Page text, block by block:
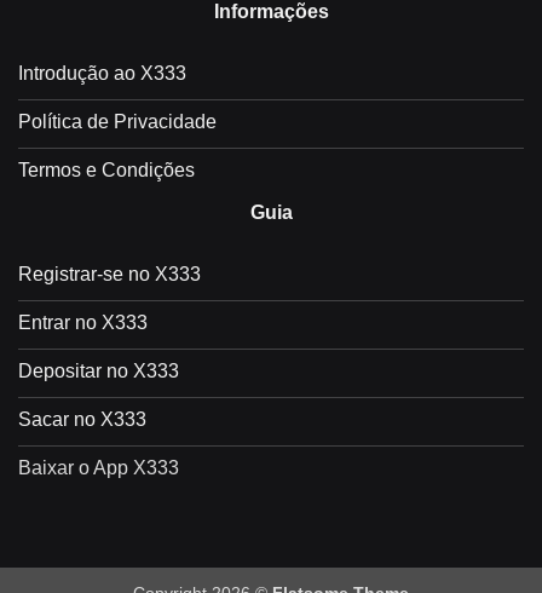
Informações
Introdução ao X333
Política de Privacidade
Termos e Condições
Guia
Registrar-se no X333
Entrar no X333
Depositar no X333
Sacar no X333
Baixar o App X333